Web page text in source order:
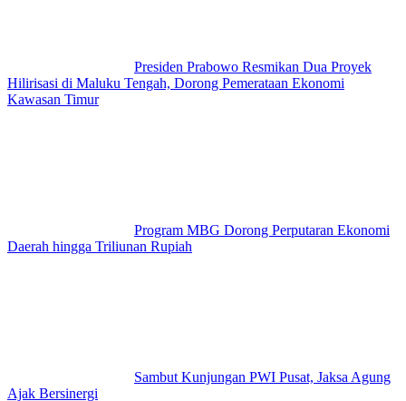
Presiden Prabowo Resmikan Dua Proyek
Hilirisasi di Maluku Tengah, Dorong Pemerataan Ekonomi
Kawasan Timur
Program MBG Dorong Perputaran Ekonomi
Daerah hingga Triliunan Rupiah
Sambut Kunjungan PWI Pusat, Jaksa Agung
Ajak Bersinergi